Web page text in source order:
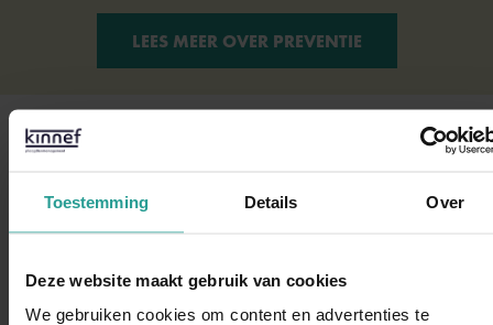
Toestemming Details Over
Deze website maakt gebruik van cookies
We gebruiken cookies om content en advertenties te
LEES MEER OVER PREVENTIE